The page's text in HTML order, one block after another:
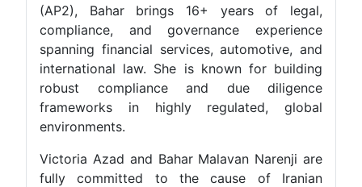
(AP2), Bahar brings 16+ years of legal,
compliance, and governance experience
spanning financial services, automotive, and
international law. She is known for building
robust compliance and due diligence
frameworks in highly regulated, global
environments.
Victoria Azad and Bahar Malavan Narenji are
fully committed to the cause of Iranian